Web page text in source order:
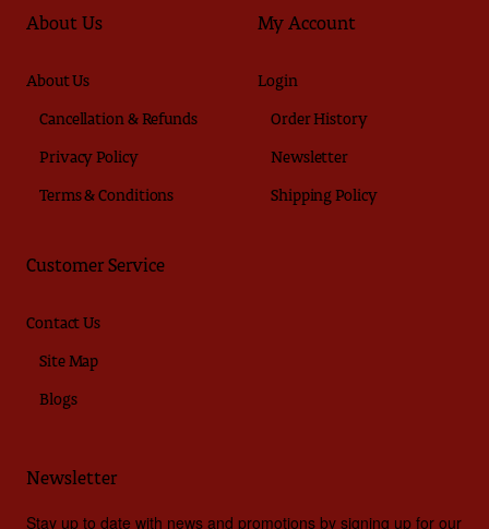
About Us
About Us
Cancellation & Refunds
Privacy Policy
Terms & Conditions
My Account
Login
Order History
Newsletter
Shipping Policy
Customer Service
Contact Us
Site Map
Blogs
Newsletter
Stay up to date with news and promotions by signing up for our